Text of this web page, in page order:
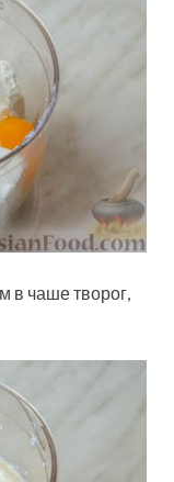
в чаше творог,